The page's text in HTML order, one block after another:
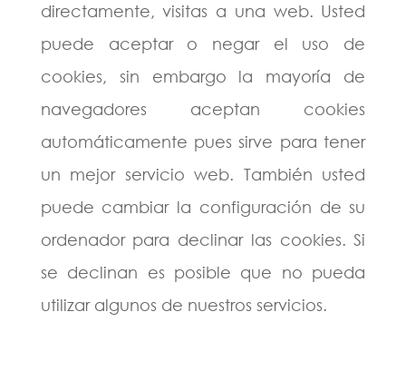
directamente, visitas a una web. Usted
puede aceptar o negar el uso de
cookies, sin embargo la mayoría de
navegadores aceptan cookies
automáticamente pues sirve para tener
un mejor servicio web. También usted
puede cambiar la configuración de su
ordenador para declinar las cookies. Si
se declinan es posible que no pueda
utilizar algunos de nuestros servicios.